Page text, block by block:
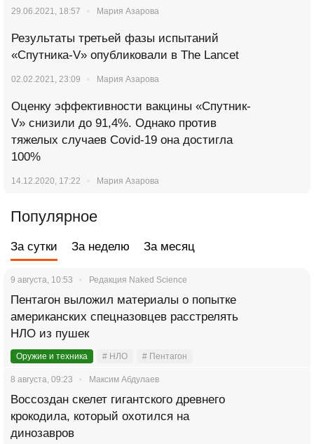
29.06.2021, 18:57 Мария Азарова
Результаты третьей фазы испытаний
«Спутника-V» опубликовали в The Lancet
02.02.2021, 23:09 Мария Азарова
Оценку эффективности вакцины «Спутник-
V» снизили до 91,4%. Однако против
тяжелых случаев Covid-19 она достигла
100%
14.12.2020, 17:22 Мария Азарова
Популярное
За сутки За неделю За месяц
9 августа, 10:53 Редакция Naked Science
Пентагон выложил материалы о попытке
американских спецназовцев расстрелять
НЛО из пушек
Оружие и техника # НЛО # Пентагон
8 августа, 09:23 Максим Абдулаев
Воссоздан скелет гигантского древнего
крокодила, который охотился на
динозавров